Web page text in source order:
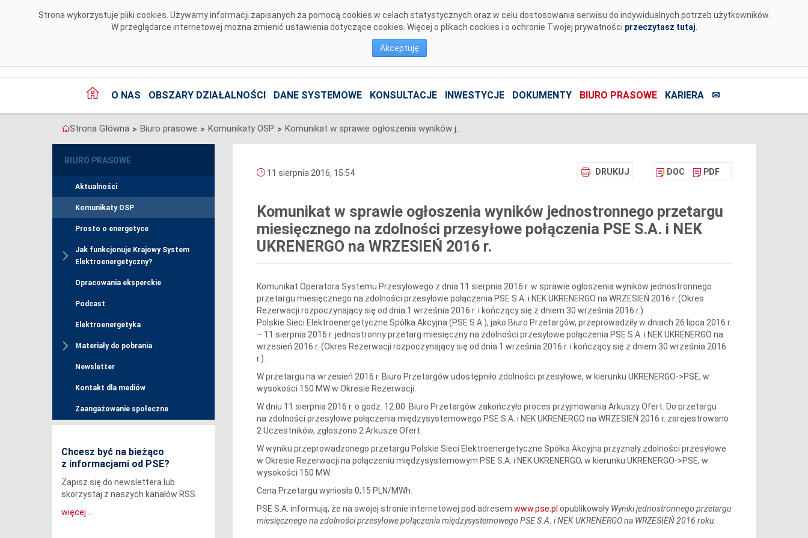
Strona wykorzystuje pliki cookies. Używamy informacji zapisanych za pomocą cookies w celach statystycznych oraz w celu dostosowania serwisu do indywidualnych potrzeb użytkowników.
W przeglądarce internetowej można zmienić ustawienia dotyczące cookies. Więcej o plikach cookies i o ochronie Twojej prywatności przeczytasz tutaj
Akceptuję
O NAS OBSZARY DZIAŁALNOŚCI DANE SYSTEMOWE KONSULTACJE INWESTYCJE DOKUMENTY BIURO PRASOWE KARIERA ✉
Strona Główna > Biuro prasowe > Komunikaty OSP > Komunikat w sprawie ogłoszenia wyników jednostronnego przetargu miesięcznego na zdolności przesyłowe połączenia PSE S.A. i NEK UKRENERGO na WRZESIEŃ 2016 r.
BIURO PRASOWE
Aktualności
Komunikaty OSP
Prosto o energetyce
Jak funkcjonuje Krajowy System
Elektroenergetyczny?
Opracowania eksperckie
Podcast
Elektroenergetyka
Materiały do pobrania
Newsletter
Kontakt dla mediów
Zaangażowanie społeczne
Chcesz być na bieżąco
z informacjami od PSE?
Zapisz się do newslettera lub
skorzystaj z naszych kanałów RSS.
więcej...
DRUKUJ DOC PDF
11 sierpnia 2016, 15:54
Komunikat w sprawie ogłoszenia wyników jednostronnego przetargu
miesięcznego na zdolności przesyłowe połączenia PSE S.A. i NEK
UKRENERGO na WRZESIEŃ 2016 r.
Komunikat Operatora Systemu Przesyłowego z dnia 11 sierpnia 2016 r. w sprawie ogłoszenia wyników jednostronnego
przetargu miesięcznego na zdolności przesyłowe połączenia PSE S.A. i NEK UKRENERGO na WRZESIEŃ 2016 r. (Okres
Rezerwacji rozpoczynający się od dnia 1 września 2016 r. i kończący się z dniem 30 września 2016 r.)
Polskie Sieci Elektroenergetyczne Spółka Akcyjna (PSE S.A.), jako Biuro Przetargów, przeprowadziły w dniach 26 lipca 2016 r.
– 11 sierpnia 2016 r. jednostronny przetarg miesięczny na zdolności przesyłowe połączenia PSE S.A. i NEK UKRENERGO na
wrzesień 2016 r. (Okres Rezerwacji rozpoczynający się od dnia 1 września 2016 r. i kończący się z dniem 30 września 2016
r.).
W przetargu na wrzesień 2016 r. Biuro Przetargów udostępniło zdolności przesyłowe, w kierunku UKRENERGO->PSE, w
wysokości 150 MW w Okresie Rezerwacji.
W dniu 11 sierpnia 2016 r. o godz. 12:00 Biuro Przetargów zakończyło proces przyjmowania Arkuszy Ofert. Do przetargu
na zdolności przesyłowe połączenia międzysystemowego PSE S.A. i NEK UKRENERGO na WRZESIEŃ 2016 r. zarejestrowano
2 Uczestników, zgłoszono 2 Arkusze Ofert.
W wyniku przeprowadzonego przetargu Polskie Sieci Elektroenergetyczne Spółka Akcyjna przyznały zdolności przesyłowe
w Okresie Rezerwacji na połączeniu międzysystemowym PSE S.A. i NEK UKRENERGO, w kierunku UKRENERGO->PSE, w
wysokości 150 MW.
Cena Przetargu wyniosła 0,15 PLN/MWh.
PSE S.A. informują, że na swojej stronie internetowej pod adresem www.pse.pl opublikowały Wyniki jednostronnego przetargu
miesięcznego na zdolności przesyłowe połączenia międzysystemowego PSE S.A. i NEK UKRENERGO na WRZESIEŃ 2016 roku.